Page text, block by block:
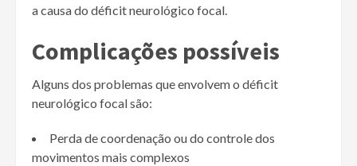
a causa do déficit neurológico focal.
Complicações possíveis
Alguns dos problemas que envolvem o déficit
neurológico focal são:
Perda de coordenação ou do controle dos
movimentos mais complexos